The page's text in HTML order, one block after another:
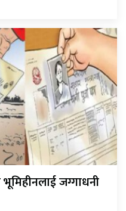
जग्गाधनी